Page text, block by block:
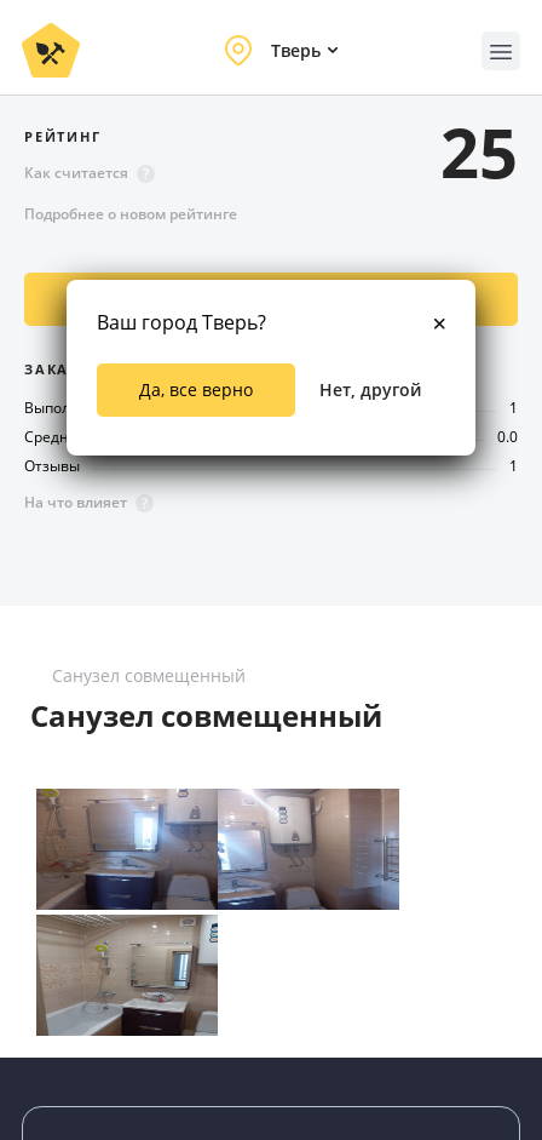
Тверь
25
РЕЙТИНГ
Как считается
?
Подробнее о новом рейтинге
ЗАКАЗЫ
Выполнено
1
Средняя оценка
0.0
Отзывы
1
На что влияет
?
Санузел совмещенный
Санузел совмещенный
Ваш город Тверь?
Да, все верно Нет, другой